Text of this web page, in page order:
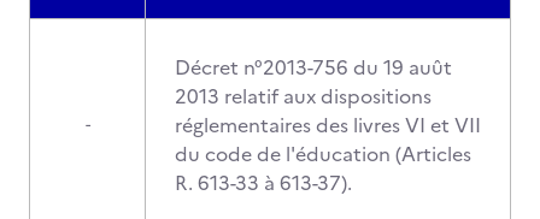
-
Décret n°2013-756 du 19 auût
2013 relatif aux dispositions
réglementaires des livres VI et VII
du code de l'éducation (Articles
R. 613-33 à 613-37).